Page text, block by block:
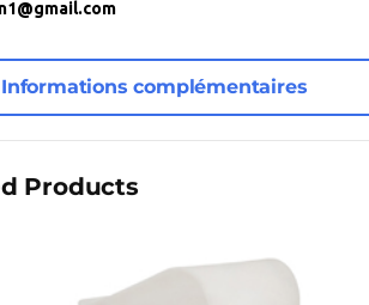
Informations complémentaires
Products